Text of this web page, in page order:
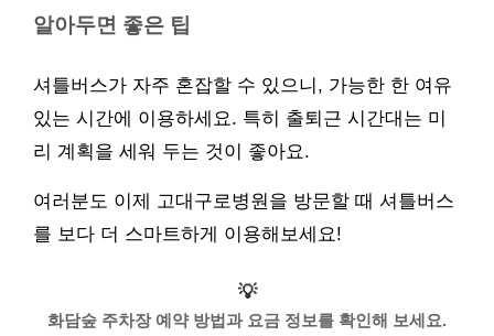
알아두면 좋은 팁
셔틀버스가 자주 혼잡할 수 있으니, 가능한 한 여유
있는 시간에 이용하세요. 특히 출퇴근 시간대는 미
리 계획을 세워 두는 것이 좋아요.
여러분도 이제 고대구로병원을 방문할 때 셔틀버스
를 보다 더 스마트하게 이용해보세요!
💡
화담숲 주차장 예약 방법과 요금 정보를 확인해 보세요.